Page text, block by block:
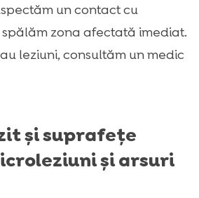
un contact cu
zona afectată imediat.
leziuni, consultăm un medic
și suprafețe
și arsuri